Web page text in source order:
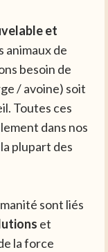
et
animaux de
besoin de
/ avoine) soit
Toutes ces
dans nos
plupart des
sont liés
et
la force